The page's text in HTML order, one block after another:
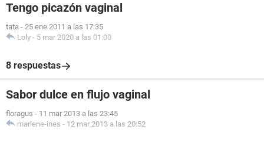
Tengo picazón vaginal
tata - 25 ene 2011 a las 17:35
Loly - 5 mar 2020 a las 01:00
8 respuestas
Sabor dulce en flujo vaginal
floragus - 11 mar 2013 a las 23:45
marlene-ines - 12 mar 2013 a las 20:52